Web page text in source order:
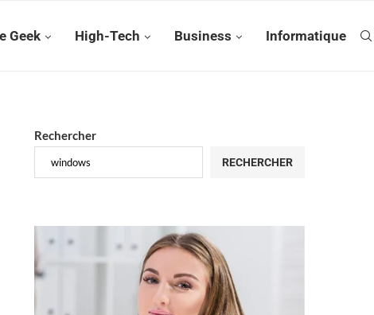
Geek High-Tech Business Informatique
Rechercher
RECHERCHER